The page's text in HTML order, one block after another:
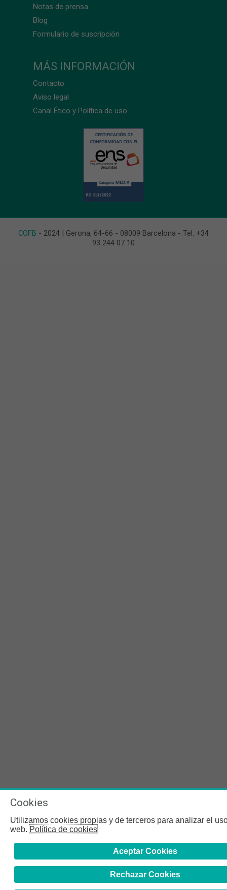
Notas de prensa
Blog
Formulario de suscripción
MÁS INFORMACIÓN
Contacto
Aviso legal
Canal Ético y Política de uso
COFB - 2024 | Gerona, 64-66 - 08009 Barcelona - Tel. +34
93 244 07 10
Cookies
Utilizamos cookies propias y de terceros para analizar el
web.Política de cookies
Aceptar Cookies
Rechazar Cookies